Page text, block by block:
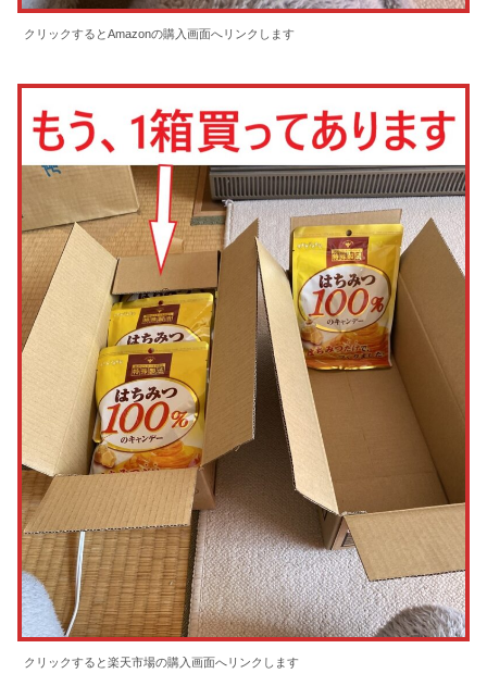
クリックするとAmazonの購入画面へリンクします
クリックすると楽天市場の購入画面へリンクします